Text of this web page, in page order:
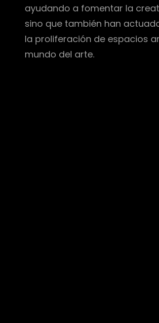
ayudando a fomentar la
sino que también han
la proliferación de espacios
mundo del arte.